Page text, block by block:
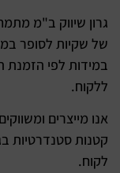
גרון שיווק ב"מ
של שקיות לסופר
במידות לפי הזמנת
ללקוח.
אנו מייצרים
לקוח.